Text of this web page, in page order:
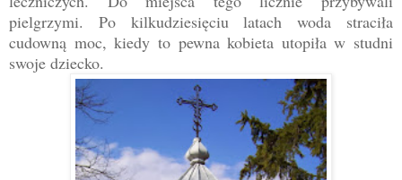
pielgrzymi. Po kilkudziesięciu latach woda straciła
cudowną moc, kiedy to pewna kobieta utopiła w studni
swoje dziecko.